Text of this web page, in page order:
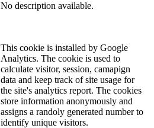
No description available.
This cookie is installed by Google
Analytics. The cookie is used to
calculate visitor, session, camapign
data and keep track of site usage for
the site's analytics report. The cookies
store information anonymously and
assigns a randoly generated number to
identify unique visitors.